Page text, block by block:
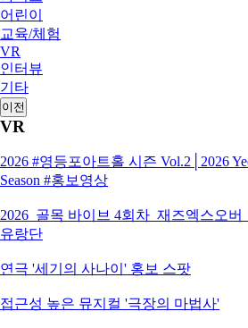
어린이
교육/체험
VR
인터뷰
기타
이전
VR
2026 #영등포아트홀 시즌 Vol.2│2026
Season #홍보영상
2026_골목 바이브 4회차_재즈엑스오버
유랑단
연극 '세기의 사나이' 홍보 스팟
접근성 높은 뮤지컬 '극장의 마법사'